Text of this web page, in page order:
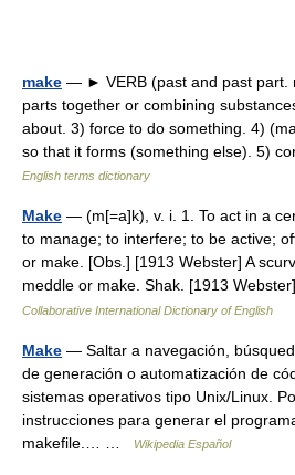
make — ► VERB (past and past part.
parts together or combining
about. 3) force to do something. 4)
so that it forms (something else). 5)
English terms dictionary
Make — (m[=a]k), v. i. 1. To act in a
to manage; to interfere; to be active;
or make. [Obs.] [1913 Webster] A
meddle or make. Shak. [1913
Collaborative International Dictionary of English
Make — Saltar a navegación,
de generación o automatización de
sistemas operativos tipo Unix/Linux.
instrucciones para generar el
makefile.… …
Wikipedia Español